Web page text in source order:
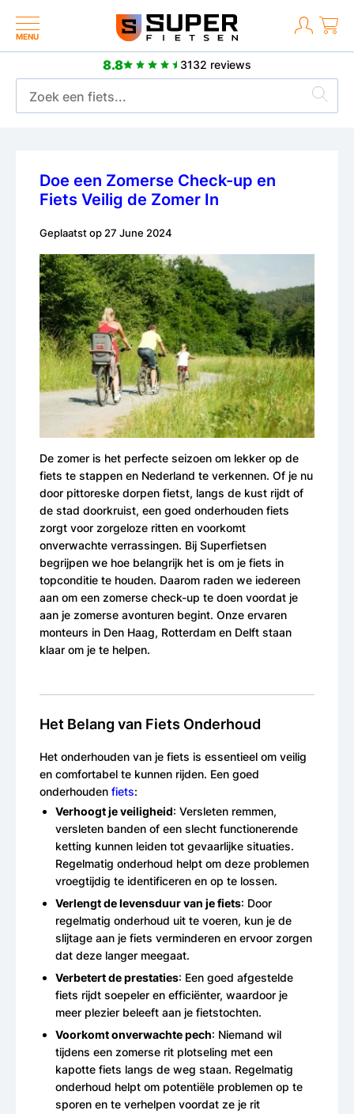
MENU
8.8 3132 reviews
Doe een Zomerse Check-up en
Fiets Veilig de Zomer In
Geplaatst op 27 June 2024
De zomer is het perfecte seizoen om lekker op de
fiets te stappen en Nederland te verkennen. Of je nu
door pittoreske dorpen fietst, langs de kust rijdt of
de stad doorkruist, een goed onderhouden fiets
zorgt voor zorgeloze ritten en voorkomt
onverwachte verrassingen. Bij Superfietsen
begrijpen we hoe belangrijk het is om je fiets in
topconditie te houden. Daarom raden we iedereen
aan om een zomerse check-up te doen voordat je
aan je zomerse avonturen begint. Onze ervaren
monteurs in Den Haag, Rotterdam en Delft staan
klaar om je te helpen.
Het Belang van Fiets Onderhoud
Het onderhouden van je fiets is essentieel om veilig
en comfortabel te kunnen rijden. Een goed
onderhouden fiets:
Verhoogt je veiligheid: Versleten remmen,
versleten banden of een slecht functionerende
ketting kunnen leiden tot gevaarlijke situaties.
Regelmatig onderhoud helpt om deze problemen
vroegtijdig te identificeren en op te lossen.
Verlengt de levensduur van je fiets: Door
regelmatig onderhoud uit te voeren, kun je de
slijtage aan je fiets verminderen en ervoor zorgen
dat deze langer meegaat.
Verbetert de prestaties: Een goed afgestelde
fiets rijdt soepeler en efficiënter, waardoor je
meer plezier beleeft aan je fietstochten.
Voorkomt onverwachte pech: Niemand wil
tijdens een zomerse rit plotseling met een
kapotte fiets langs de weg staan. Regelmatig
onderhoud helpt om potentiële problemen op te
sporen en te verhelpen voordat ze je rit